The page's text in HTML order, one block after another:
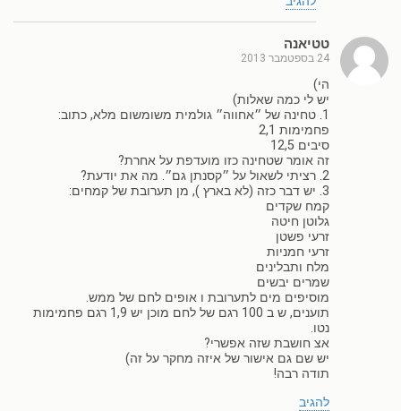
טטיאנה
24 בספטמבר 2013
הי)
יש לי כמה שאלות)
1. טחינה של ״אחווה״ גולמית משומשום מלא, כתוב:
פחמימות 2,1
סיבים 12,5
זה אומר שטחינה כזו מועדפת על אחרת?
2. רציתי לשאול על ״קסנתן גם״. מה את יודעת?
3. יש דבר כזה (לא בארץ ), מן תערובת של קמחים:
קמח שקדים
גלוטן חיטה
זרעי פשטן
זרעי חמניות
מלח ותבלינים
שמרים יבשים
מוסיפים מים לתערובת ו אופים לחם של ממש.
תוענים, ש ב 100 רגם של לחם מוכן יש 1,9 רגם פחמימות
נטו.
אצ חושבת שזה אפשרי?
יש שם גם אישור של איזה מחקר על זה)
תודה רבה!
להגיב